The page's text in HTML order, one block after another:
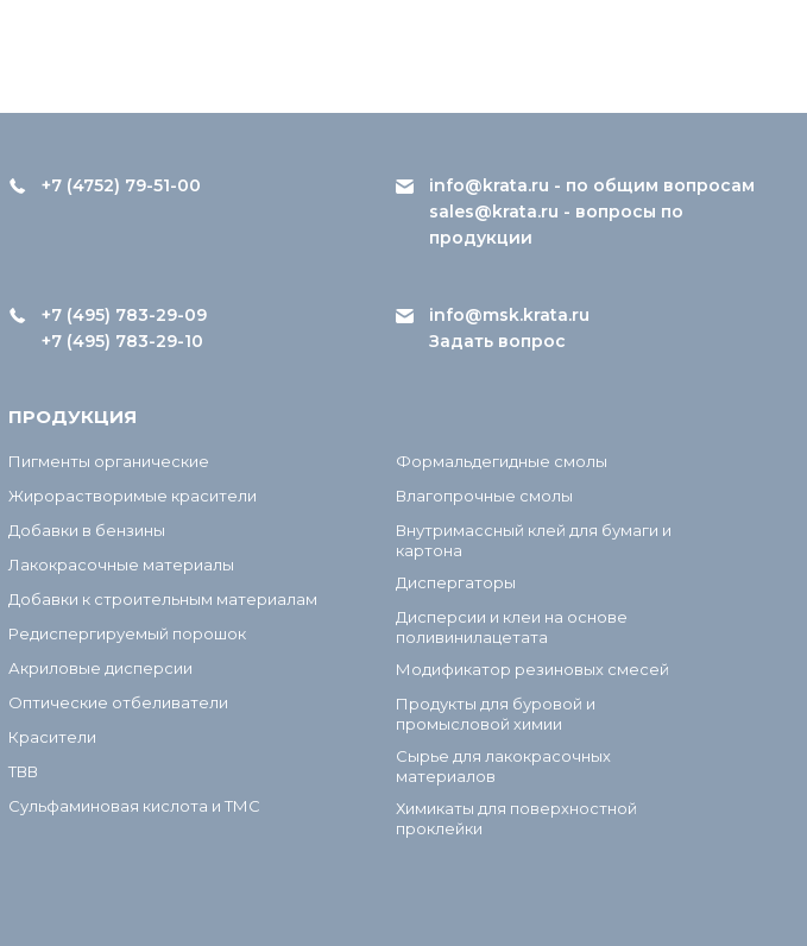
+7 (4752) 79-51-00 info@krata.ru - по общим вопросам
sales@krata.ru - вопросы по
продукции
+7 (495) 783-29-09
+7 (495) 783-29-10
info@msk.krata.ru
Задать вопрос
ПРОДУКЦИЯ
Пигменты органические
Жирорастворимые красители
Добавки в бензины
Лакокрасочные материалы
Добавки к строительным материалам
Редиспергируемый порошок
Акриловые дисперсии
Оптические отбеливатели
Красители
ТВВ
Сульфаминовая кислота и ТМС
Формальдегидные смолы
Влагопрочные смолы
Внутримассный клей для бумаги и
картона
Диспергаторы
Дисперсии и клеи на основе
поливинилацетата
Модификатор резиновых смесей
Продукты для буровой и
промысловой химии
Сырье для лакокрасочных
материалов
Химикаты для поверхностной
проклейки